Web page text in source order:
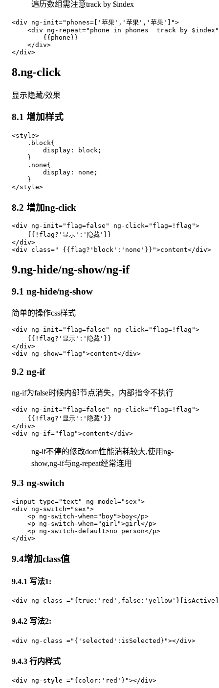
遍历数组需注意track by $index
<div ng-init="phones=['苹果','苹果','苹果']">
<div ng-repeat="phone in phones  track by
        {{phone}}
    </div>
8.ng-click
显示隐藏/效果
8.1 增加样式
<style>
    .block{
        display: block;
    }
    .none{
        display: none;
    }
8.2 增加ng-click
<div ng-init="flag=false" ng-click="flag=!flag">
    {{!flag?'显示':'隐藏'}}
</div>
9.ng-hide/ng-show/ng-if
9.1 ng-hide/ng-show
简单的操作css样式
<div ng-init="flag=false" ng-click="flag=!flag">
    {{!flag?'显示':'隐藏'}}
</div>
9.2 ng-if
ng-if为false时候内部节点消失，内部指令不执行
<div ng-init="flag=false" ng-click="flag=!flag">
    {{!flag?'显示':'隐藏'}}
</div>
ng-if不停的修改dom性能消耗较大,使用ng-
show,ng-if与ng-repeat经常连用
9.3 ng-switch
<input type="text" ng-model="sex">
<div ng-switch="sex">
    <p ng-switch-when="boy">boy</p>
    <p ng-switch-when="girl">girl</p>
    <p ng-switch-default>no person</p>
9.4增加class值
9.4.1 写法1:
9.4.2 写法2:
9.4.3 行内样式